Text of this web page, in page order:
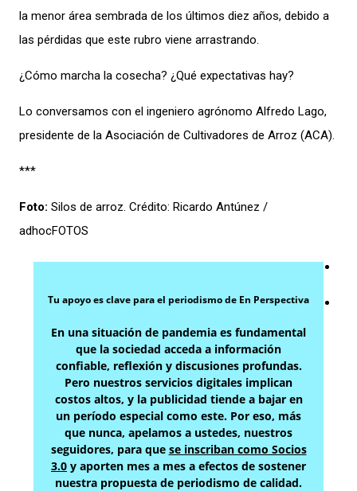
la menor área sembrada de los últimos diez años, debido a
las pérdidas que este rubro viene arrastrando.
¿Cómo marcha la cosecha? ¿Qué expectativas hay?
Lo conversamos con el ingeniero agrónomo Alfredo Lago,
presidente de la Asociación de Cultivadores de Arroz (ACA).
***
Foto: Silos de arroz. Crédito: Ricardo Antúnez /
adhocFOTOS
Tu apoyo es clave para el periodismo de En Perspectiva
En una situación de pandemia es fundamental
que la sociedad acceda a información
confiable, reflexión y discusiones profundas.
Pero nuestros servicios digitales implican
costos altos, y la publicidad tiende a bajar en
un período especial como este. Por eso, más
que nunca, apelamos a ustedes, nuestros
seguidores, para que se inscriban como Socios
3.0 y aporten mes a mes a efectos de sostener
nuestra propuesta de periodismo de calidad.